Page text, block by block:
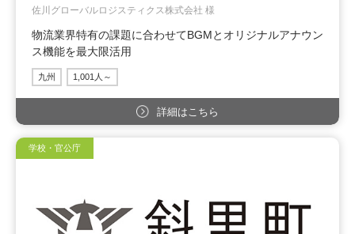
佐川グローバルロジスティクス株式会社 様
物流業界特有の課題に合わせてBGMとオリジナルアナウン
ス機能を最大限活用
九州 1,001人～
詳細はこちら
学校・官公庁